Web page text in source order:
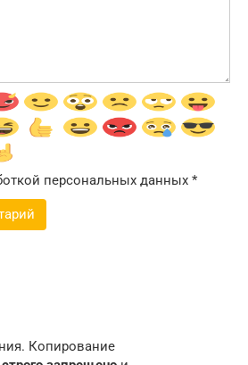
персональных данных *
Копирование